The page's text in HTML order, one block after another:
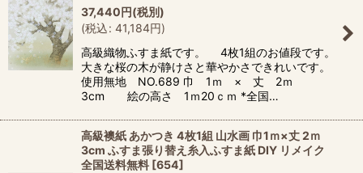
37,440円(税別)
(税込: 41,184円)
高級織物ふすま紙です。 4枚1組のお値段です。
大きな桜の木が静けさと華やかさできれいです。
使用無地 NO.689 巾 1ｍ × 丈 2ｍ
3cm 絵の高さ 1ｍ20ｃｍ *全国…
高級襖紙 あかつき 4枚1組 山水画 巾1ｍ×丈 2ｍ
3cm ふすま張り替え糸入ふすま紙 DIY リメイク
全国送料無料 [654]